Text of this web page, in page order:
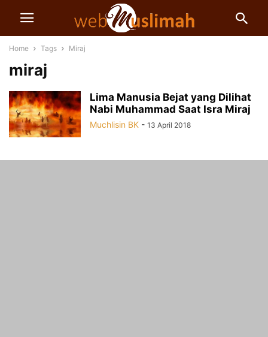
Home Tags Miraj
miraj
Lima Manusia Bejat yang Dilihat
Nabi Muhammad Saat Isra Miraj
Muchlisin BK - 13 April 2018